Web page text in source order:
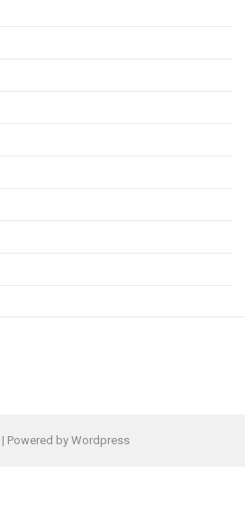
| Powered by Wordpress